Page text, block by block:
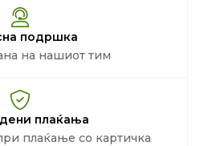
подршка
на нашиот тим
плаќања
плаќање со картичка